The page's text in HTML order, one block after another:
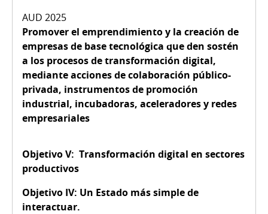
Promover el emprendimiento y la creación de
empresas de base tecnológica que den sostén
a los procesos de transformación digital,
mediante acciones de colaboración público-
privada, instrumentos de promoción
industrial, incubadoras, aceleradores y redes
empresariales
Objetivo V: Transformación digital en sectores
productivos
Objetivo IV: Un Estado más simple de
interactuar.